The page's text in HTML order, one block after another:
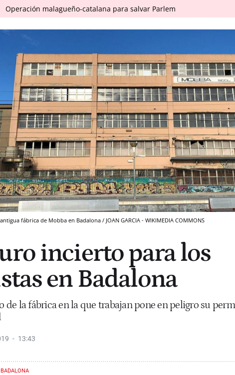
Operación malagueño-catalana para salvar Parlem
fábrica de Mobba en Badalona / JOAN GARCIA - WIKIMEDIA COMMONS
incierto para los
en Badalona
de la fábrica en la que trabajan pone en peligro su
13:43
BADALONA